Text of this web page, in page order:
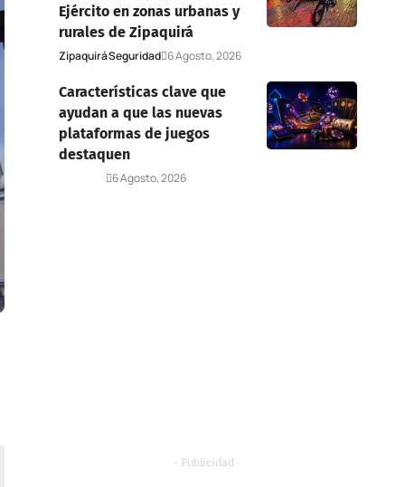
Ejército en zonas urbanas y
rurales de Zipaquirá
ZipaquiráSeguridad 6 Agosto, 2026
Características clave que
ayudan a que las nuevas
plataformas de juegos
destaquen
6 Agosto, 2026
- Publicidad -